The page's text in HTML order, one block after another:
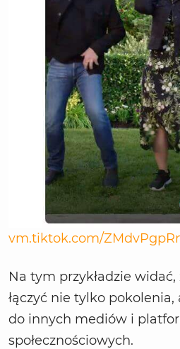
vm.tiktok.com/
Na tym przykładzie widać,
łączyć nie tylko pokolenia,
do innych mediów i
społecznościowych.